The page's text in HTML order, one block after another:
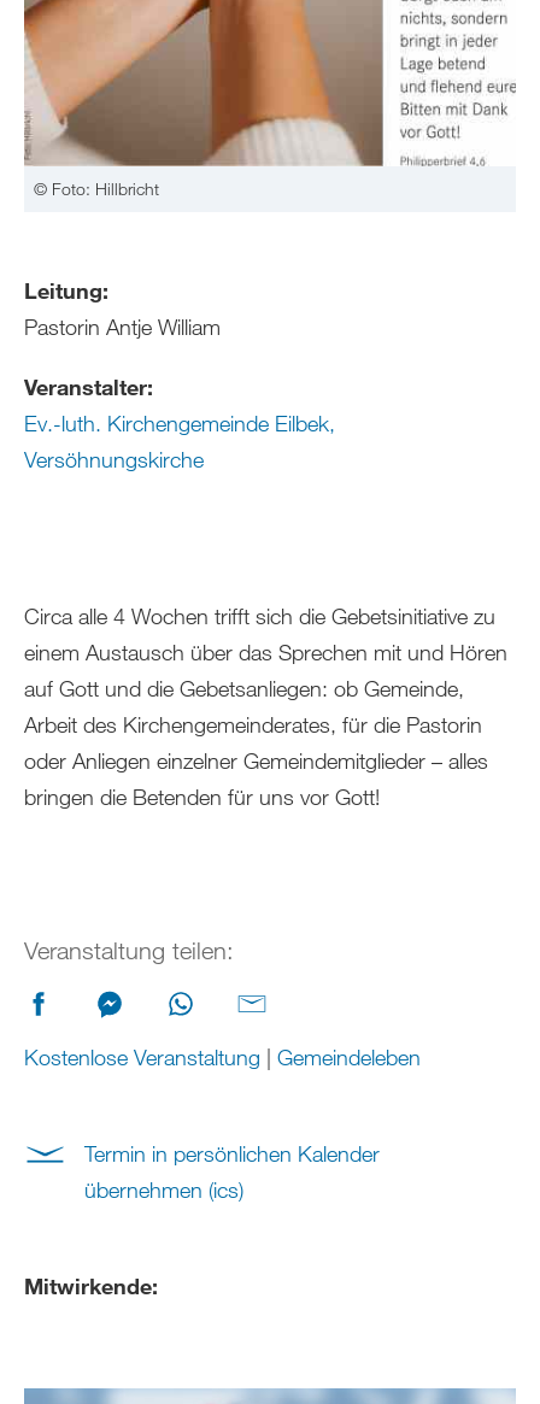
© Foto: Hillbricht
Leitung:
Pastorin Antje William
Veranstalter:
Ev.-luth. Kirchengemeinde Eilbek,
Versöhnungskirche
Circa alle 4 Wochen trifft sich die Gebetsinitiative zu
einem Austausch über das Sprechen mit und Hören
auf Gott und die Gebetsanliegen: ob Gemeinde,
Arbeit des Kirchengemeinderates, für die Pastorin
oder Anliegen einzelner Gemeindemitglieder – alles
bringen die Betenden für uns vor Gott!
Veranstaltung teilen:
Kostenlose Veranstaltung | Gemeindeleben
Termin in persönlichen Kalender
übernehmen (ics)
Mitwirkende: